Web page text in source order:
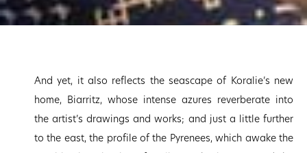
Wilier Triestina Spa si avvale di cookies tecnici,
And yet, it also reflects the seascape of Koralie’s new
home, Biarritz, whose intense azures reverberate into
the artist’s drawings and works; and just a little further
to the east, the profile of the Pyrenees, which awake the